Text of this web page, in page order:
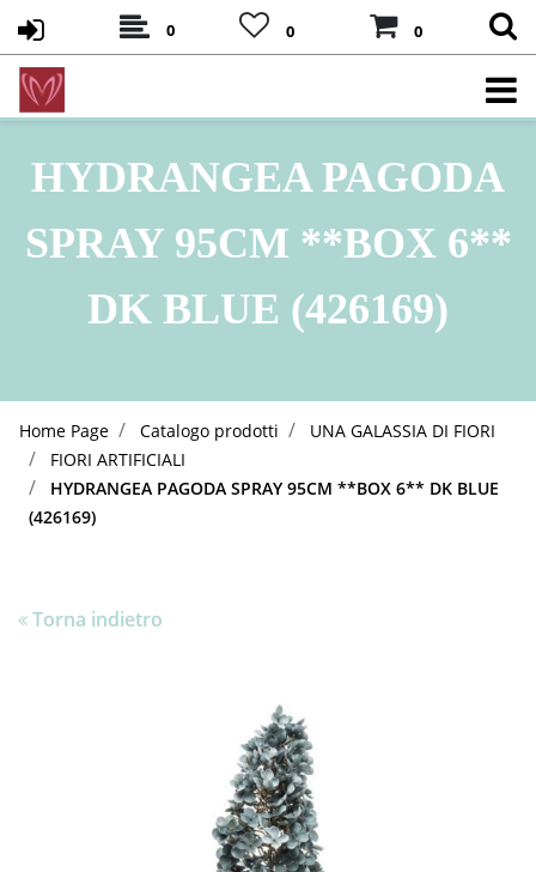
0 0 0
HYDRANGEA PAGODA
SPRAY 95CM **BOX 6**
DK BLUE (426169)
Home Page Catalogo prodotti
UNA GALASSIA DI FIORI
FIORI ARTIFICIALI
HYDRANGEA PAGODA SPRAY 95CM **BOX 6** DK BLUE
(426169)
Torna indietro